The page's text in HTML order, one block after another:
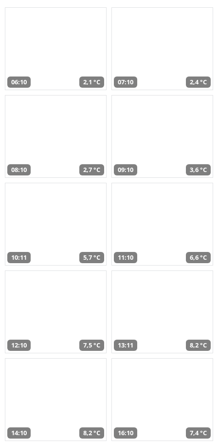
06:10 2,1 °C 07:10 2,4 °C
08:10 2,7 °C 09:10 3,6 °C
10:11 5,7 °C 11:10 6,6 °C
12:10 7,5 °C 13:11 8,2 °C
14:10 8,2 °C 16:10 7,4 °C